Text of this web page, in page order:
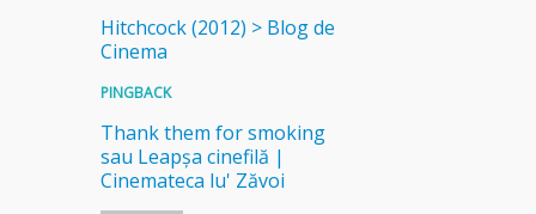
Hitchcock (2012) > Blog de
Cinema
PINGBACK
Thank them for smoking
sau Leapșa cinefilă |
Cinemateca lu' Zăvoi